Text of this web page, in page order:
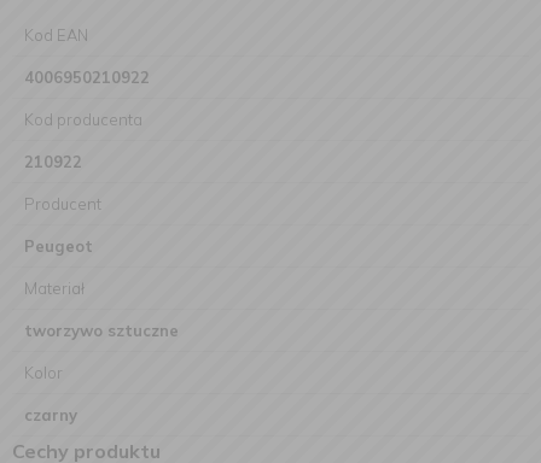
Kod EAN
4006950210922
Kod producenta
210922
Producent
Peugeot
Materiał
tworzywo sztuczne
Kolor
czarny
Cechy produktu